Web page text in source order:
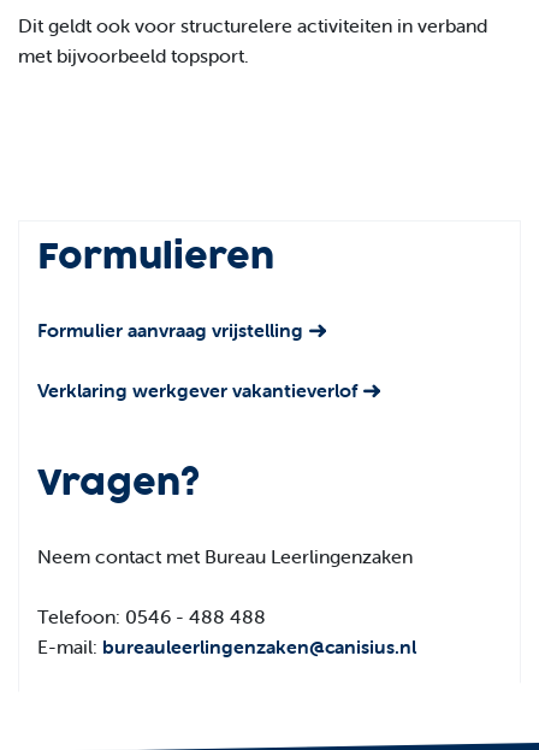
Dit geldt ook voor structurelere activiteiten in verband
met bijvoorbeeld topsport.
Formulieren
Formulier aanvraag vrijstelling
Verklaring werkgever vakantieverlof
Vragen?
Neem contact met Bureau Leerlingenzaken
Telefoon: 0546 - 488 488
E-mail: bureauleerlingenzaken@canisius.nl